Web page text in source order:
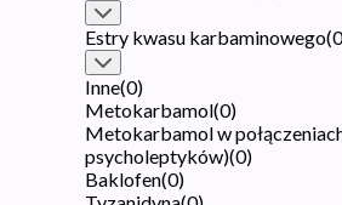
Estry kwasu karbaminowego(0
Inne(0)
Metokarbamol(0)
Metokarbamol w
psycholeptyków)(0)
Baklofen(0)